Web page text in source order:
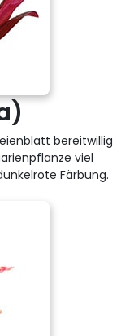
bereitwillig
viel
Färbung.